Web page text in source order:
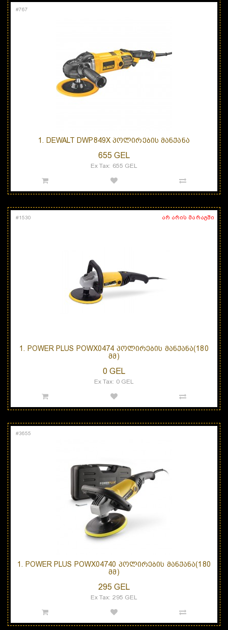
#767
1. DEWALT DWP849X ᲞᲝᲚᲘᲠᲔᲑᲘᲡ ᲛᲐᲜᲥᲐᲜᲐ
655 GEL
Ex Tax: 655 GEL
არ არის მარაგში
#1530
1. POWER PLUS POWX0474 ᲞᲝᲚᲘᲠᲔᲑᲘᲡ ᲛᲐᲜᲥᲐᲜᲐ(180
ᲛᲛ)
0 GEL
Ex Tax: 0 GEL
#3655
1. POWER PLUS POWX04740 ᲞᲝᲚᲘᲠᲔᲑᲘᲡ ᲛᲐᲜᲥᲐᲜᲐ(180
ᲛᲛ)
295 GEL
Ex Tax: 295 GEL